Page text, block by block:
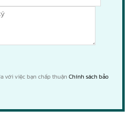
với việc bạn chấp thuận Chính sách bảo